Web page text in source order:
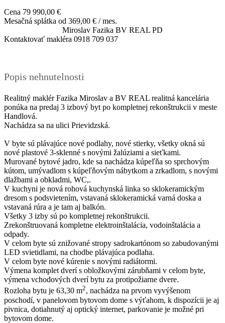
Cena 79 990,00 €
Mesačná splátka od 369,00 € / mes.
Miroslav Fazika BV REAL PD
Kontaktovať makléra 0918 709 037
Popis nehnutelnosti
Realitný maklér Fazika Miroslav a BV REAL realitná kancelária
ponúka na predaj 3 izbový byt po kompletnej rekonštrukcii v meste
Handlová.
Nachádza sa na ulici Prievidzská.
V byte sú plávajúce nové podlahy, nové stierky, všetky okná sú
nové plastové 3-sklenné s novými žalúziami a sieťkami.
Murované bytové jadro, kde sa nachádza kúpeľňa so sprchovým
kútom, umývadlom s kúpeľňovým nábytkom a zrkadlom, s novými
dlažbami a obkladmi, WC,.
V kuchyni je nová rohová kuchynská linka so sklokeramickým
dresom s podsvietením, vstavaná sklokeramická varná doska a
vstavaná rúra a je tam aj balkón.
Všetky 3 izby sú po kompletnej rekonštrukcii.
Zrekonštruovaná kompletne elektroinštalácia, vodoinštalácia a
odpady.
V celom byte sú znižované stropy sadrokartónom so zabudovanými
LED svietidlami, na chodbe plávajúca podlaha.
V celom byte nové kúrenie s novými radiátormi.
Výmena komplet dverí s obložkovými zárubňami v celom byte,
výmena vchodových dverí bytu za protipožiarne dvere.
Rozloha bytu je 63,30 m2, nachádza na prvom vyvýšenom
poschodí, v panelovom bytovom dome s výťahom, k dispozícii je aj
pivnica, dotiahnutý aj optický internet, parkovanie je možné pri
bytovom dome.